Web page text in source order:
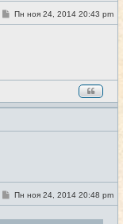
#20
С
о
и
Пн ноя 24, 2014 20:43 pm
#21
С
о
Пн ноя 24, 2014 20:48 pm